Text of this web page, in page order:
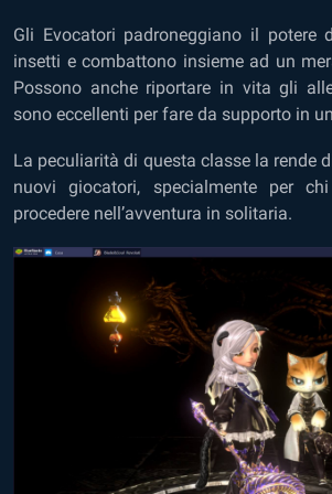
Gli Evocatori padroneggiano il potere
insetti e combattono insieme ad un
Possono anche riportare in vita gli
sono eccellenti per fare da supporto in
La peculiarità di questa classe la rende
nuovi giocatori, specialmente per
procedere nell’avventura in solitaria.